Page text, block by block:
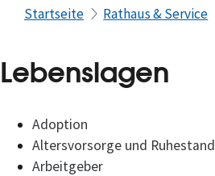
Startseite Rathaus & Service
Lebenslagen
Adoption
Altersvorsorge und Ruhestand
Arbeitgeber